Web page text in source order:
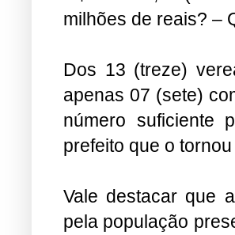
milhões de reais? –
Dos 13 (treze)
apenas 07 (sete)
número suficiente
prefeito que o
Vale destacar que
pela população